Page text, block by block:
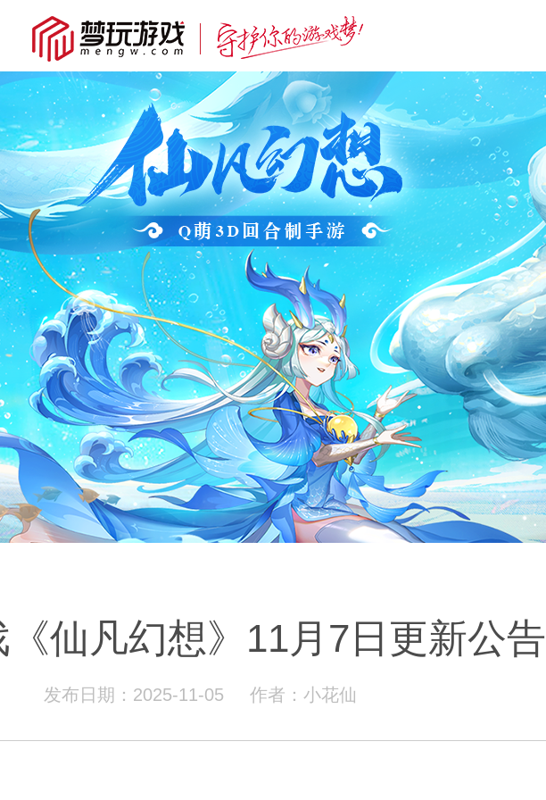
仙凡幻想》11月7日更新公告
发布日期：2025-11-05 作者：小花仙